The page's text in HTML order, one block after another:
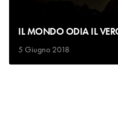
IL MONDO ODIA IL
5 Giugno 2018